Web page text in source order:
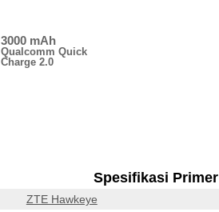
3000 mAh
Qualcomm Quick
Charge 2.0
Spesifikasi Primer
ZTE Hawkeye